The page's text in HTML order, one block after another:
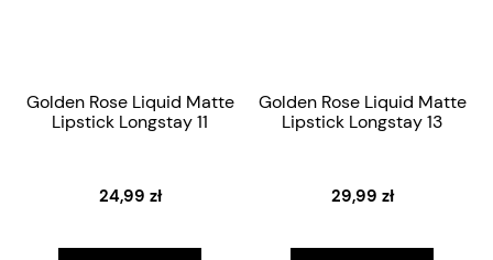
Golden Rose Liquid Matte
Lipstick Longstay 11
24,99 zł
Golden Rose Liquid Matte
Lipstick Longstay 13
29,99 zł